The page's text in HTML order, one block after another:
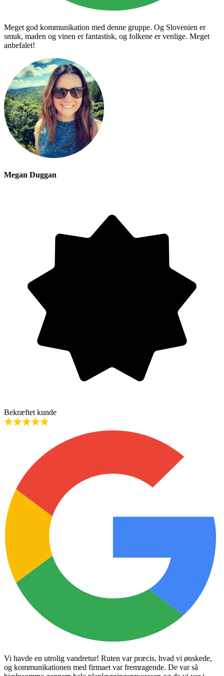
Meget god kommunikation med denne gruppe. Og Slovenien er
smuk, maden og vinen er fantastisk, og folkene er venlige. Meget
anbefalet!
Megan Duggan
Bekræftet kunde
Vi havde en utrolig vandretur! Ruten var præcis, hvad vi ønskede,
og kommunikationen med firmaet var fremragende. De var så